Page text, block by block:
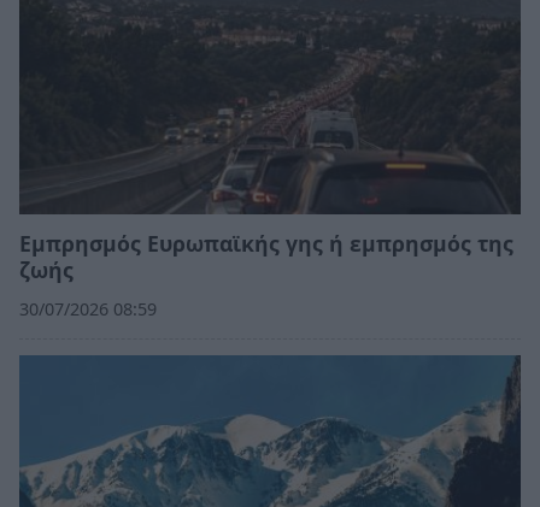
Εμπρησμός Ευρωπαϊκής γης ή εμπρησμός της
ζωής
30/07/2026 08:59